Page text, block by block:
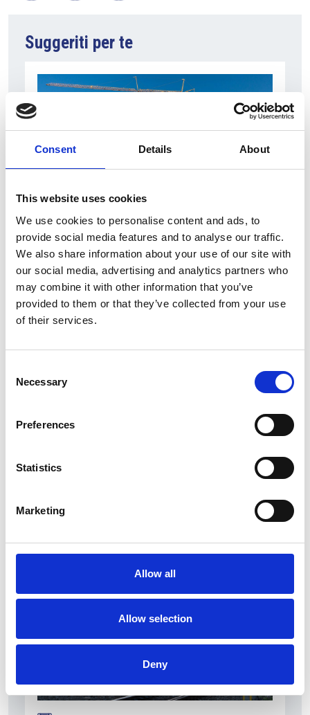
Consent Details About
This website uses cookies
We use cookies to personalise content and ads, to
provide social media features and to analyse our traffic.
We also share information about your use of our site with
our social media, advertising and analytics partners who
may combine it with other information that you’ve
provided to them or that they’ve collected from your use
of their services.
Selection
Necessary
Preferences
Statistics
Marketing
Allow all
Allow selection
Deny
Suggeriti per te
7 Agosto 2026
Nel primo semestre è aumentata fortemente la
costruzione di nuove abitazioni
Repubblica Ceca
La Škoda avvia la produzione del suo SUV Peaq